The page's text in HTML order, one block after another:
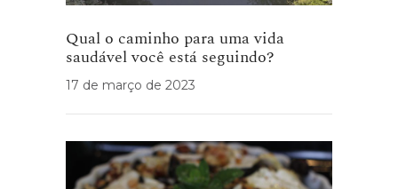
Qual o caminho para uma vida
saudável você está seguindo?
17 de março de 2023